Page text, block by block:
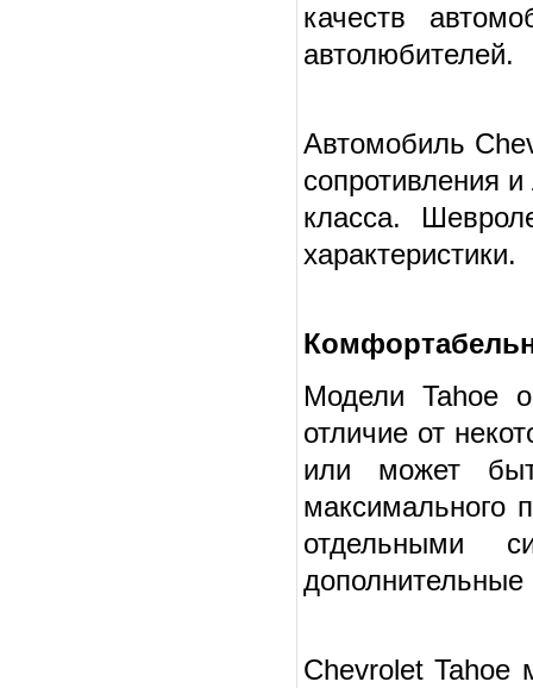
качеств
автолюбителей.
Автомобиль
сопротивления
класса.
характеристики.
Модели Tahoe
отличие от
или может
максимального
отдельными
Chevrolet Tahoe